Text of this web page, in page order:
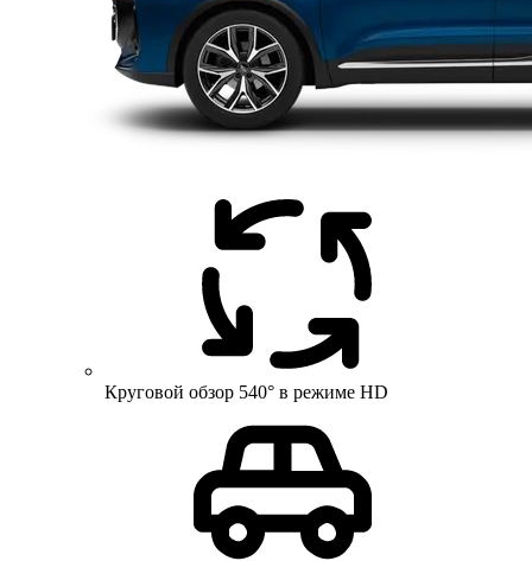
Круговой обзор 540° в режиме HD